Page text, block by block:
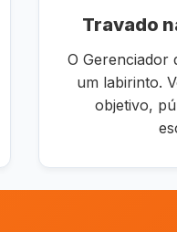
Travado
O Gerenciador
um labirinto.
objetivo,